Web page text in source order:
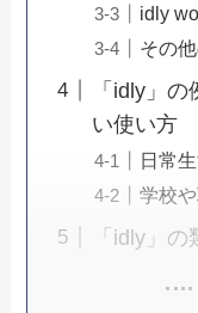
idly
その
「idly」
い使い方
日常
学校
「idly」